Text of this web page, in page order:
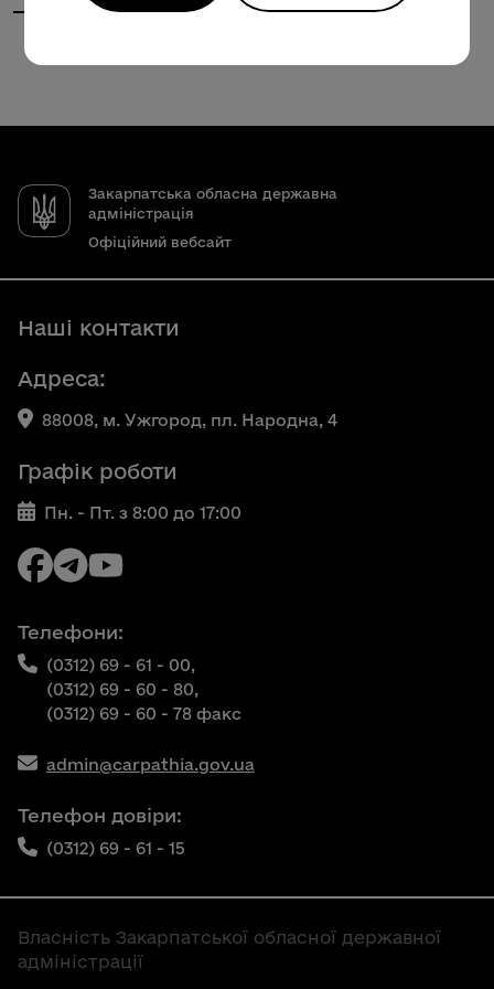
Закарпатська обласна державна
адміністрація
Офіційний вебсайт
Наші контакти
Адреса:
88008, м. Ужгород, пл. Народна, 4
Графік роботи
Пн. - Пт. з 8:00 до 17:00
Телефони:
(0312) 69 - 61 - 00,
(0312) 69 - 60 - 80,
(0312) 69 - 60 - 78 факс
admin@carpathia.gov.ua
Телефон довіри:
(0312) 69 - 61 - 15
Власність Закарпатської обласної державної
адміністрації